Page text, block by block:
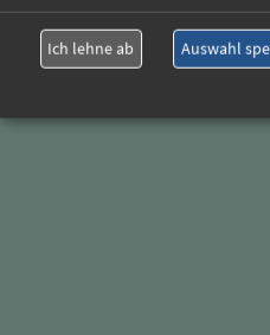
Ich lehne ab Auswahl